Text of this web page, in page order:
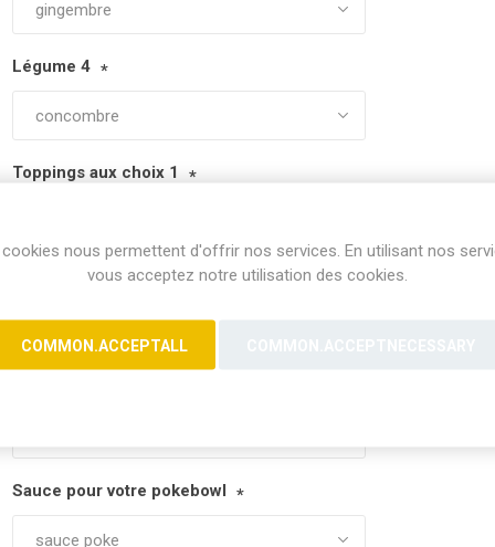
Légume 4 *
Toppings aux choix 1 *
Toppings aux choix 2 *
Sauce pour votre pokebowl *
nous permettent d'offrir nos services. En utilisant nos
vous acceptez notre utilisation des cookies.
COMMON.ACCEPTALL